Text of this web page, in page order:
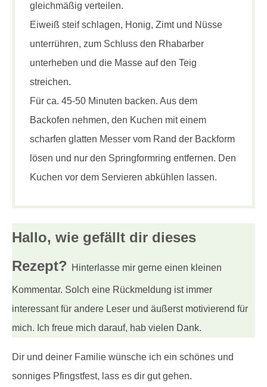
gleichmäßig verteilen.
Eiweiß steif schlagen, Honig, Zimt und Nüsse
unterrühren, zum Schluss den Rhabarber
unterheben und die Masse auf den Teig
streichen.
Für ca. 45-50 Minuten backen. Aus dem
Backofen nehmen, den Kuchen mit einem
scharfen glatten Messer vom Rand der Backform
lösen und nur den Springformring entfernen. Den
Kuchen vor dem Servieren abkühlen lassen.
Hallo, wie gefällt dir dieses
Rezept? Hinterlasse mir gerne einen kleinen
Kommentar. Solch eine Rückmeldung ist immer
interessant für andere Leser und äußerst motivierend für
mich. Ich freue mich darauf, hab vielen Dank.
Dir und deiner Familie wünsche ich ein schönes und
sonniges Pfingstfest, lass es dir gut gehen.